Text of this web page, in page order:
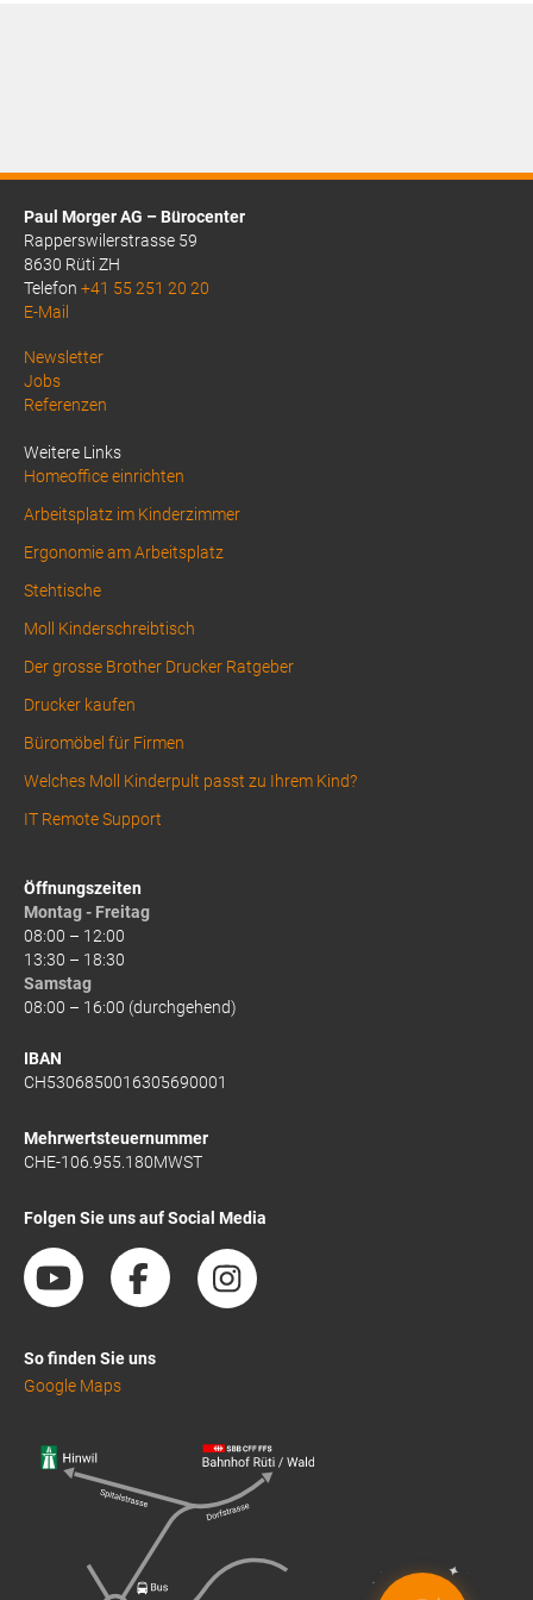
Paul Morger AG – Bürocenter
Rapperswilerstrasse 59
8630 Rüti ZH
Telefon +41 55 251 20 20
E-Mail
Above
Footer
Newsletter
Jobs
Referenzen
Weitere Links
Homeoffice einrichten
Arbeitsplatz im Kinderzimmer
Ergonomie am Arbeitsplatz
Stehtische
Moll Kinderschreibtisch
Der grosse Brother Drucker Ratgeber
Drucker kaufen
Büromöbel für Firmen
Welches Moll Kinderpult passt zu Ihrem Kind?
IT Remote Support
Öffnungszeiten
Montag - Freitag
08:00 – 12:00
13:30 – 18:30
Samstag
08:00 – 16:00 (durchgehend)
IBAN
CH5306850016305690001
Mehrwertsteuernummer
CHE-106.955.180MWST
Folgen Sie uns auf Social Media
So finden Sie uns
Google Maps
✦
✦